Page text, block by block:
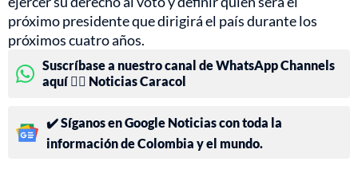
próximo presidente que dirigirá el país durante los
próximos cuatro años.
Suscríbase a nuestro canal de WhatsApp Channels
aquí 👉🏻 Noticias Caracol
✔️ Síganos en Google Noticias con toda la
información de Colombia y el mundo.